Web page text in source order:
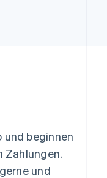
und beginnen
Zahlungen.
und